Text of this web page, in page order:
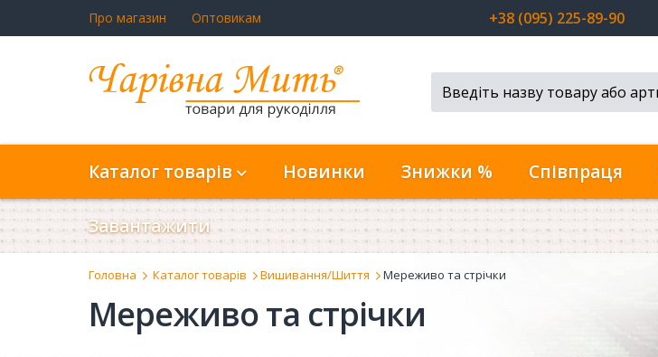
Про магазин Оптовикам +38 (095) 225-89-90
Каталог товарів Новинки Знижки % Співпраця
Завантажити
Головна Каталог товарів Вишивання/Шиття Мереживо та стрічки
Мереживо та стрічки